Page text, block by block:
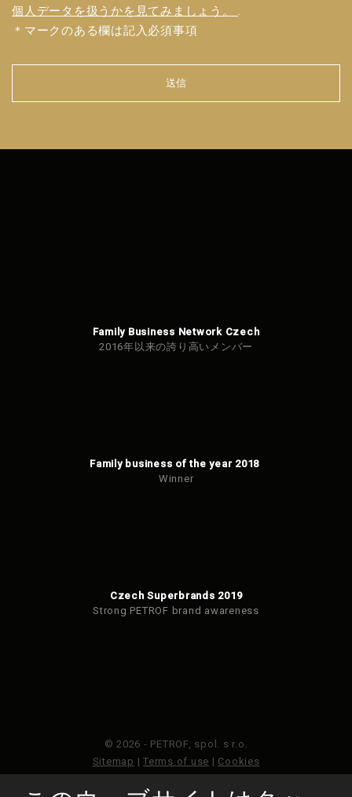
個人データを扱うかを見てみましょう。 .
＊マークのある欄は記入必須事項
送信
を送
Family Business Network Czech
2016年以来の誇り高いメンバー
Family business of the year 2018
Winner
Czech Superbrands 2019
Strong PETROF brand awareness
© 2026 - PETROF, spol. s r.o.
Sitemap | Terms of use | Cookies